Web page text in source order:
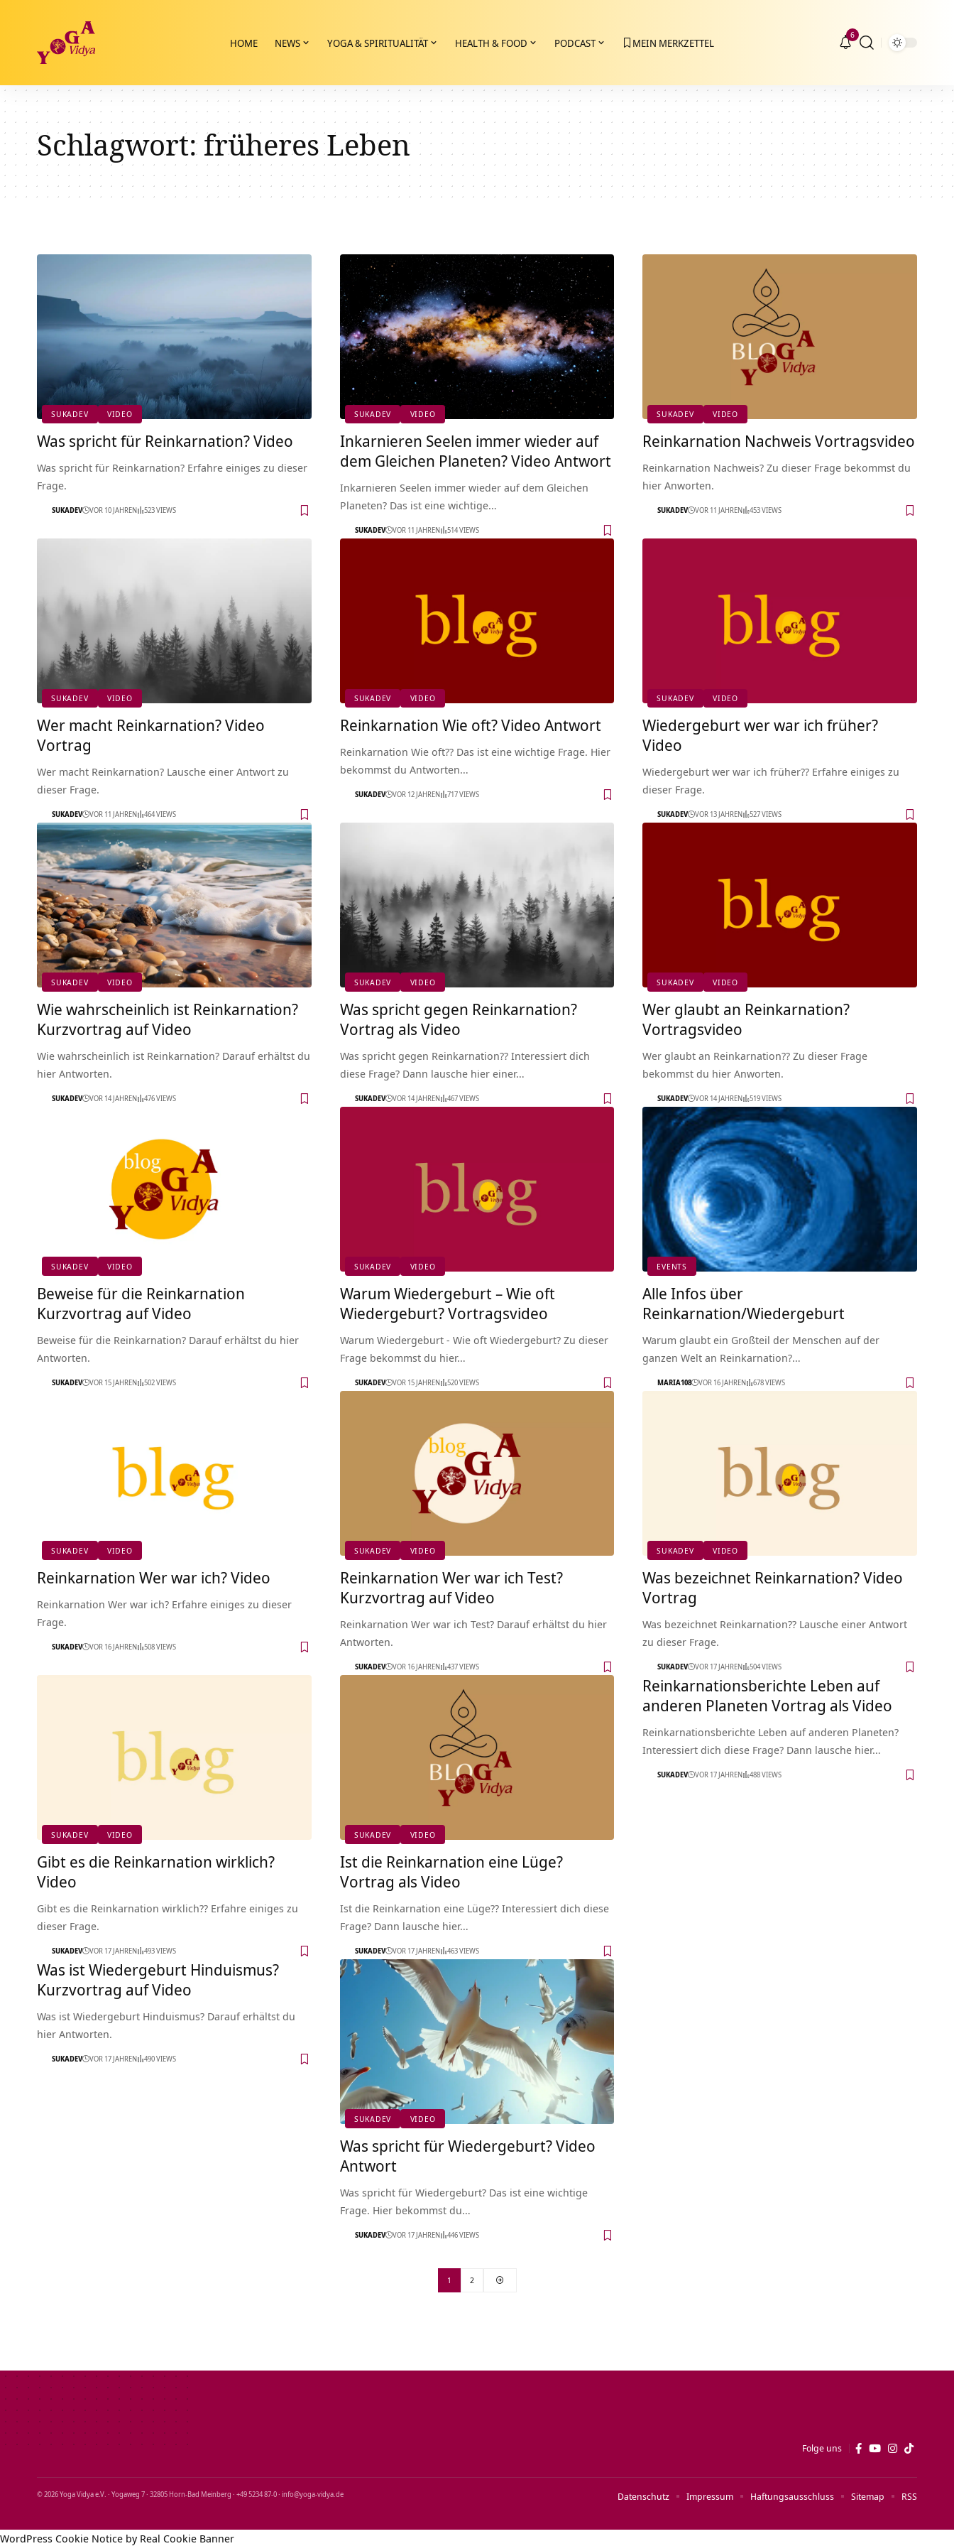
HOME NEWS YOGA & SPIRITUALITÄT HEALTH & FOOD PODCAST MEIN MERKZETTEL
6
Schlagwort:früheres Leben
SUKADEV VIDEO
Was spricht für Reinkarnation? Video
Was spricht für Reinkarnation? Erfahre einiges zu dieser
Frage.
SUKADEV VOR 10 JAHREN 523 VIEWS
SUKADEV VIDEO
Inkarnieren Seelen immer wieder auf
dem Gleichen Planeten? Video Antwort
Inkarnieren Seelen immer wieder auf dem Gleichen
Planeten? Das ist eine wichtige…
SUKADEV VOR 11 JAHREN 514 VIEWS
SUKADEV VIDEO
Reinkarnation Nachweis Vortragsvideo
Reinkarnation Nachweis? Zu dieser Frage bekommst du
hier Anworten.
SUKADEV VOR 11 JAHREN 453 VIEWS
SUKADEV VIDEO
Wer macht Reinkarnation? Video
Vortrag
Wer macht Reinkarnation? Lausche einer Antwort zu
dieser Frage.
SUKADEV VOR 11 JAHREN 464 VIEWS
SUKADEV VIDEO
Reinkarnation Wie oft? Video Antwort
Reinkarnation Wie oft?? Das ist eine wichtige Frage. Hier
bekommst du Antworten…
SUKADEV VOR 12 JAHREN 717 VIEWS
SUKADEV VIDEO
Wiedergeburt wer war ich früher?
Video
Wiedergeburt wer war ich früher?? Erfahre einiges zu
dieser Frage.
SUKADEV VOR 13 JAHREN 527 VIEWS
SUKADEV VIDEO
Wie wahrscheinlich ist Reinkarnation?
Kurzvortrag auf Video
Wie wahrscheinlich ist Reinkarnation? Darauf erhältst du
hier Antworten.
SUKADEV VOR 14 JAHREN 476 VIEWS
SUKADEV VIDEO
Was spricht gegen Reinkarnation?
Vortrag als Video
Was spricht gegen Reinkarnation?? Interessiert dich
diese Frage? Dann lausche hier einer…
SUKADEV VOR 14 JAHREN 467 VIEWS
SUKADEV VIDEO
Wer glaubt an Reinkarnation?
Vortragsvideo
Wer glaubt an Reinkarnation?? Zu dieser Frage
bekommst du hier Anworten.
SUKADEV VOR 14 JAHREN 519 VIEWS
SUKADEV VIDEO
Beweise für die Reinkarnation
Kurzvortrag auf Video
Beweise für die Reinkarnation? Darauf erhältst du hier
Antworten.
SUKADEV VOR 15 JAHREN 502 VIEWS
SUKADEV VIDEO
Warum Wiedergeburt – Wie oft
Wiedergeburt? Vortragsvideo
Warum Wiedergeburt - Wie oft Wiedergeburt? Zu dieser
Frage bekommst du hier…
SUKADEV VOR 15 JAHREN 520 VIEWS
EVENTS
Alle Infos über
Reinkarnation/Wiedergeburt
Warum glaubt ein Großteil der Menschen auf der
ganzen Welt an Reinkarnation?…
MARIA108 VOR 16 JAHREN 678 VIEWS
SUKADEV VIDEO
Reinkarnation Wer war ich? Video
Reinkarnation Wer war ich? Erfahre einiges zu dieser
Frage.
SUKADEV VOR 16 JAHREN 508 VIEWS
SUKADEV VIDEO
Reinkarnation Wer war ich Test?
Kurzvortrag auf Video
Reinkarnation Wer war ich Test? Darauf erhältst du hier
Antworten.
SUKADEV VOR 16 JAHREN 437 VIEWS
SUKADEV VIDEO
Was bezeichnet Reinkarnation? Video
Vortrag
Was bezeichnet Reinkarnation?? Lausche einer Antwort
zu dieser Frage.
SUKADEV VOR 17 JAHREN 504 VIEWS
SUKADEV VIDEO
Gibt es die Reinkarnation wirklich?
Video
Gibt es die Reinkarnation wirklich?? Erfahre einiges zu
dieser Frage.
SUKADEV VOR 17 JAHREN 493 VIEWS
SUKADEV VIDEO
Ist die Reinkarnation eine Lüge?
Vortrag als Video
Ist die Reinkarnation eine Lüge?? Interessiert dich diese
Frage? Dann lausche hier…
SUKADEV VOR 17 JAHREN 463 VIEWS
Reinkarnationsberichte Leben auf
anderen Planeten Vortrag als Video
Reinkarnationsberichte Leben auf anderen Planeten?
Interessiert dich diese Frage? Dann lausche hier…
SUKADEV VOR 17 JAHREN 488 VIEWS
Was ist Wiedergeburt Hinduismus?
Kurzvortrag auf Video
Was ist Wiedergeburt Hinduismus? Darauf erhältst du
hier Antworten.
SUKADEV VOR 17 JAHREN 490 VIEWS
SUKADEV VIDEO
Was spricht für Wiedergeburt? Video
Antwort
Was spricht für Wiedergeburt? Das ist eine wichtige
Frage. Hier bekommst du…
SUKADEV VOR 17 JAHREN 446 VIEWS
1 2
Folge uns
© 2026 Yoga Vidya e.V. · Yogaweg 7 · 32805 Horn‑Bad Meinberg · +49 5234 87‑0 · info@yoga‑vidya.de Datenschutz Impressum Haftungsausschluss Sitemap RSS
WordPress Cookie Notice by Real Cookie Banner